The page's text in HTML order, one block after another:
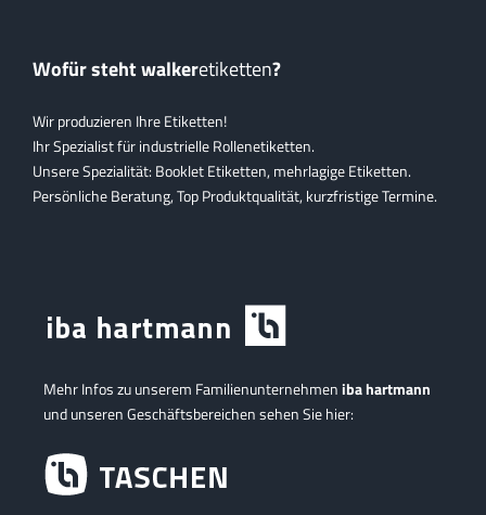
Wofür steht walkeretiketten?
Wir produzieren Ihre Etiketten!
Ihr Spezialist für industrielle Rollenetiketten.
Unsere Spezialität: Booklet Etiketten, mehrlagige Etiketten.
Persönliche Beratung, Top Produktqualität, kurzfristige Termine.
Mehr Infos zu unserem Familienunternehmeniba hartmann
und unseren Geschäftsbereichen sehen Sie hier: